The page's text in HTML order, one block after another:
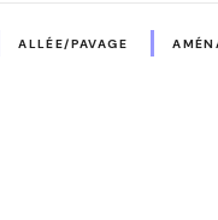
ALLÉE/PAVAGE